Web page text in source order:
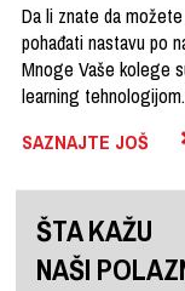
Da li znate da
pohađati nastavu po
Mnoge Vaše kolege
learning
SAZNAJTE JOŠ
ŠTA KAŽU
NAŠI